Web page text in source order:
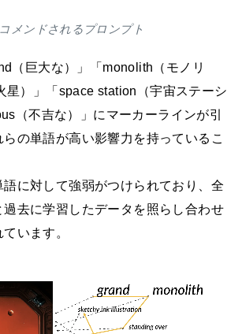
メンドされるプロンプト
（巨大な）」「monolith（モノリ
星）」「space station（宇宙ステーシ
（不吉な）」にマーカーラインが引
の単語が高い影響力を持っているこ
語に対して強弱がつけられており、全
去に学習したデータを照らし合わせ
います。